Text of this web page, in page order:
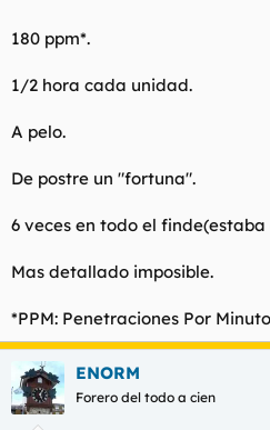
180 ppm*.
1/2 hora cada unidad.
A pelo.
De postre un "fortuna".
6 veces en todo el finde(estaba
Mas detallado imposible.
*PPM: Penetraciones Por Minuto
ENORM
Forero del todo a cien